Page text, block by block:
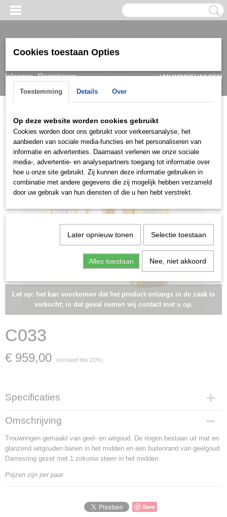
Inloggen Registreren
UW WINKELWAGEN
(0)
Home > > Trouwringen / Wedding CK collectie
Let op: het kan voorkomen dat het product onlangs in de zaak is
verkocht; in dat geval nemen wij contact met u op.
C033
€ 959,00 (inclusief btw 21%)
Specificaties
Artikelnummer
C033
Materiaal
witgoud en geelgoud
Goud Karaat
14 Karaat
Omschrijving
Trouwringen gemaakt van geel- en witgoud. De ringen bestaan uit mat en
glanzend witgouden banen in het midden en een buitenrand van geelgoud.
Damesring gezet met 1 zirkonia steen in het midden.
Prijzen zijn per paar
Save
Cookies toestaan Opties
Toestemming Details Over
Op deze website worden cookies gebruikt
Cookies worden door ons gebruikt voor verkeersanalyse, het
aanbieden van sociale media-functies en het personaliseren van
informatie en advertenties. Daarnaast verlenen we onze sociale
media-, advertentie- en analysepartners toegang tot informatie over
hoe u onze site gebruikt. Zij kunnen deze informatie gebruiken in
combinatie met andere gegevens die zij mogelijk hebben verzameld
door uw gebruik van hun diensten of die u hen hebt verstrekt.
Later opnieuw tonen Selectie toestaan
Alles toestaan Nee, niet akkoord